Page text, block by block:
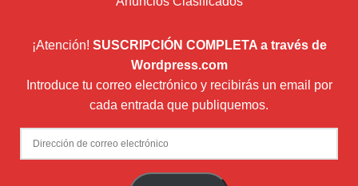
¡Atención! SUSCRIPCIÓN COMPLETA a través de
Wordpress.com
Introduce tu correo electrónico y recibirás un email por
cada entrada que publiquemos.
Dirección
de